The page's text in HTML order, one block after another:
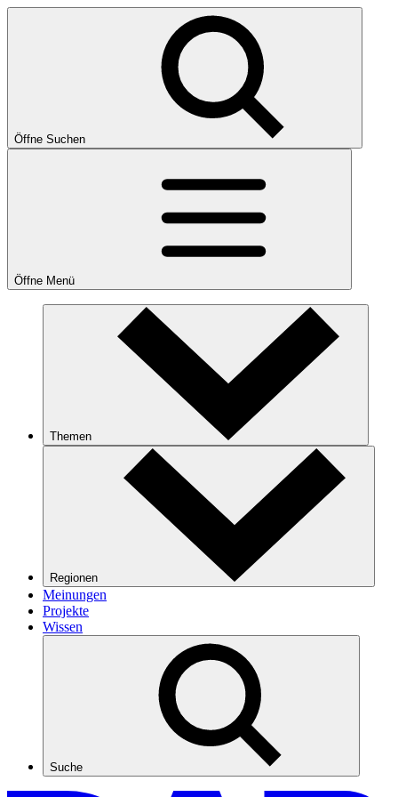
Öffne Suchen
Öffne Menü
Themen
Regionen
Meinungen
Projekte
Wissen
Suche